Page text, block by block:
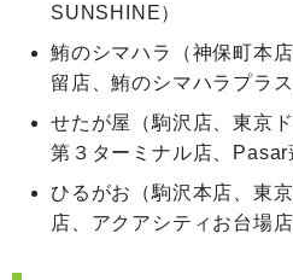
SUNSHINE）
鮪のシマハラ（神保町本
留店、鮪のシマハラプラス
せたが屋（駒沢店、東京
第３ターミナル店、Pasar
ひるがお（駒沢本店、東
店、アクアシティお台場店